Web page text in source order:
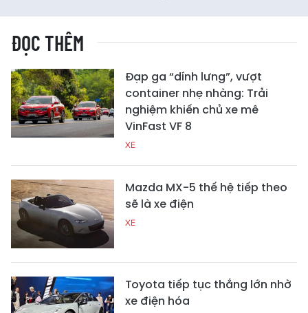
ĐỌC THÊM
Đạp ga “dính lưng”, vượt
container nhẹ nhàng: Trải
nghiệm khiến chủ xe mê
VinFast VF 8
XE
Mazda MX-5 thế hệ tiếp theo
sẽ là xe điện
XE
Toyota tiếp tục thắng lớn nhờ
xe điện hóa